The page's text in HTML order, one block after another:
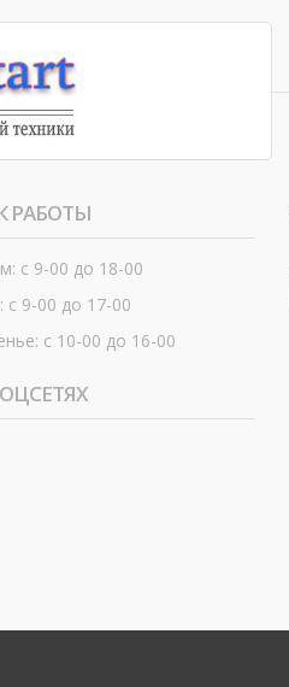
РАБОТЫ
с 9-00 до 18-00
с 9-00 до 17-00
с 10-00 до 16-00